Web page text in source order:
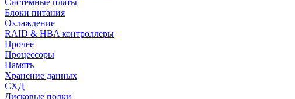
Системные платы
Блоки питания
Охлаждение
RAID & HBA контроллеры
Прочее
Процессоры
Память
Хранение данных
СХД
Дисковые полки